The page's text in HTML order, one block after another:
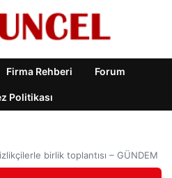
Firma Rehberi Forum
Politikası
birlik toplantısı – GÜNDEM